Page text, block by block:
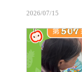
2026/07/15